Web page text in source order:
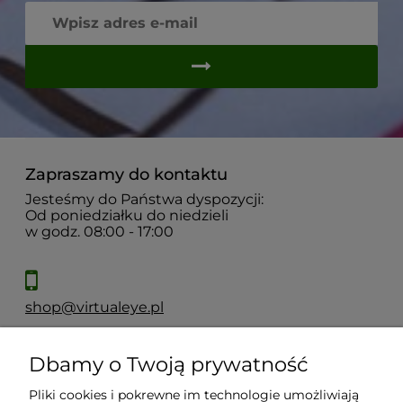
Zapraszamy do kontaktu
Jesteśmy do Państwa dyspozycji:
Od poniedziałku do niedzieli
w godz. 08:00 - 17:00
shop@virtualeye.pl
Moje konto
Dbamy o Twoją prywatność
Pliki cookies i pokrewne im technologie umożliwiają